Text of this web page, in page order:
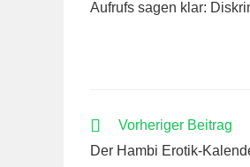
Aufrufs sagen klar:
WEITERE
ANSEHEN
Vorheriger Beitrag
Der Hambi Erotik-